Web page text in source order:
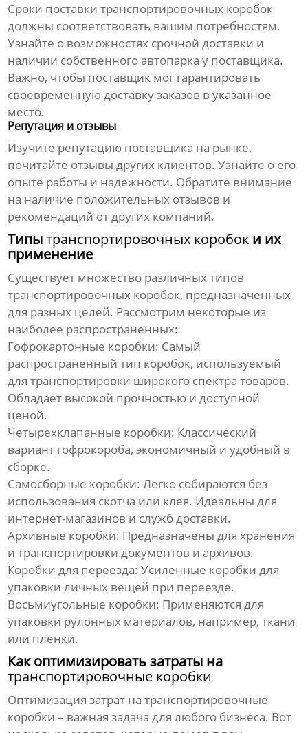
Сроки поставкитранспортировочных коробок
должны соответствовать вашим потребностям.
Узнайте о возможностях срочной доставки и
наличии собственного автопарка у поставщика.
Важно, чтобы поставщик мог гарантировать
своевременную доставку заказов в указанное
место.
Репутация и отзывы
Изучите репутацию поставщика на рынке,
почитайте отзывы других клиентов. Узнайте о его
опыте работы и надежности. Обратите внимание
на наличие положительных отзывов и
рекомендаций от других компаний.
Типытранспортировочных коробок и их
применение
Существует множество различных типов
транспортировочных коробок, предназначенных
для разных целей. Рассмотрим некоторые из
наиболее распространенных:
Гофрокартонные коробки: Самый
распространенный тип коробок, используемый
для транспортировки широкого спектра товаров.
Обладает высокой прочностью и доступной
ценой.
Четырехклапанные коробки: Классический
вариант гофрокороба, экономичный и удобный в
сборке.
Самосборные коробки: Легко собираются без
использования скотча или клея. Идеальны для
интернет-магазинов и служб доставки.
Архивные коробки: Предназначены для хранения
и транспортировки документов и архивов.
Коробки для переезда: Усиленные коробки для
упаковки личных вещей при переезде.
Восьмиугольные коробки: Применяются для
упаковки рулонных материалов, например, ткани
или пленки.
Как оптимизировать затраты на
транспортировочные коробки
Оптимизация затрат натранспортировочные
коробки – важная задача для любого бизнеса. Вот